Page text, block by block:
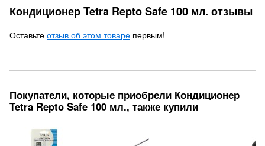
Кондиционер Tetra Repto Safe 100 мл. отзывы
Оставьте отзыв об этом товаре первым!
Покупатели, которые приобрели Кондиционер
Tetra Repto Safe 100 мл., также купили